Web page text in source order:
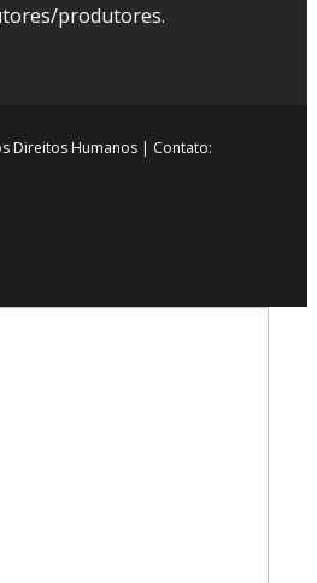
produtores.
Direitos Humanos | Contato: